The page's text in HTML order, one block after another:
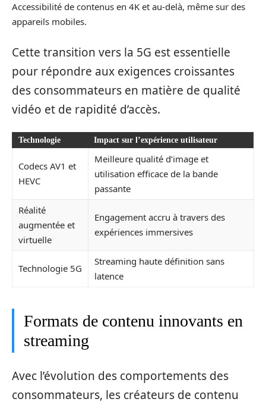
Accessibilité de contenus en 4K et au-delà, même sur des
appareils mobiles.
Cette transition vers la 5G est essentielle
pour répondre aux exigences croissantes
des consommateurs en matière de qualité
vidéo et de rapidité d’accès.
Technologie Impact sur l’expérience utilisateur
Codecs AV1 et
HEVC
Meilleure qualité d’image et
utilisation efficace de la bande
passante
Réalité
augmentée et
virtuelle
Engagement accru à travers des
expériences immersives
Technologie 5G
Streaming haute définition sans
latence
Formats de contenu innovants en
streaming
Avec l’évolution des comportements des
consommateurs, les créateurs de contenu